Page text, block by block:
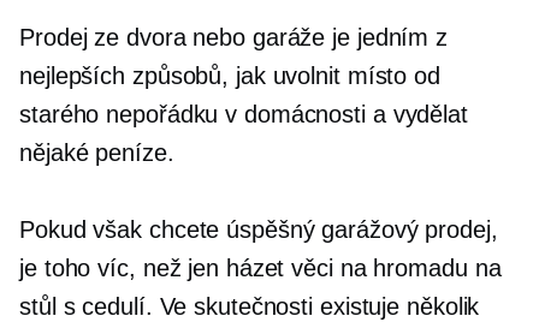
Prodej ze dvora nebo garáže je jedním z
nejlepších způsobů, jak uvolnit místo od
starého nepořádku v domácnosti a vydělat
nějaké peníze.
Pokud však chcete úspěšný garážový prodej,
je toho víc, než jen házet věci na hromadu na
stůl s cedulí. Ve skutečnosti existuje několik